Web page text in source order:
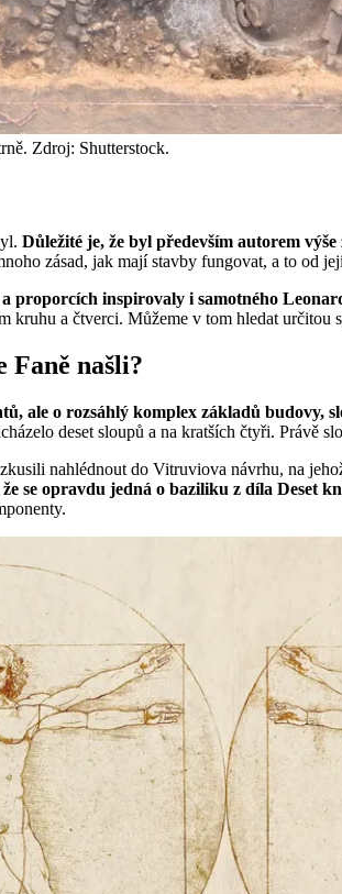
Zdroj: Shutterstock.
Důležité je, že byl především autorem
zásad, jak mají stavby fungovat, a to od
proporcích inspirovaly i samotného
kruhu a čtverci. Můžeme v tom hledat
Faně našli?
ale o rozsáhlý komplex základů budovy,
deset sloupů a na kratších čtyři.
nahlédnout do Vitruviova návrhu, na
se opravdu jedná o baziliku z díla Deset